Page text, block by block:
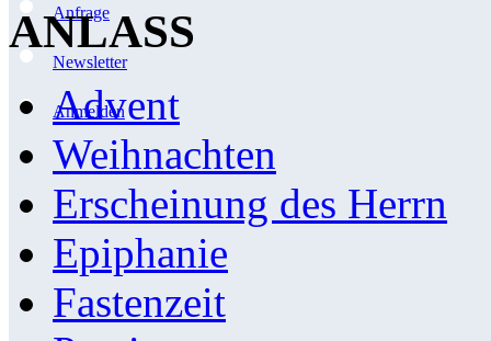
Anfrage
Newsletter
Anmelden
ANLASS
Advent
Weihnachten
Erscheinung des Herrn
Epiphanie
Fastenzeit